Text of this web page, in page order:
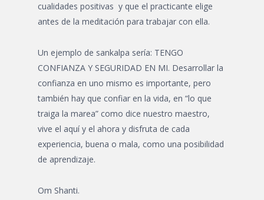
cualidades positivas y que el practicante elige
antes de la meditación para trabajar con ella.
Un ejemplo de sankalpa sería: TENGO
CONFIANZA Y SEGURIDAD EN MI. Desarrollar la
confianza en uno mismo es importante, pero
también hay que confiar en la vida, en “lo que
traiga la marea” como dice nuestro maestro,
vive el aquí y el ahora y disfruta de cada
experiencia, buena o mala, como una posibilidad
de aprendizaje.
Om Shanti.